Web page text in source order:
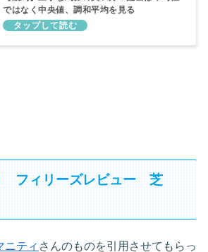
ではなく中央値、調和平均を見る
ィリーズレビュー 芝
ニティ さんのものを引用させてもらっ